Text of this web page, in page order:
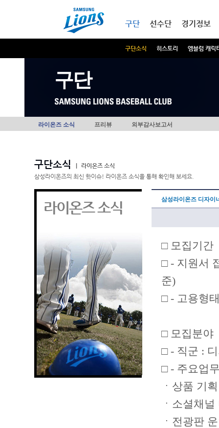
구단
구단소식 히스토리 엠블럼 캐릭
선수단 경기정보
구단
라이온즈 소식 프리뷰 외부감사보고서
구단소식
라이온즈 소식
삼성라이온즈의 최신 핫이슈! 라이온즈 소식을 통해 확인해 보세요.
라이온즈 소식 삼성라이온즈 디자이
□ 모집기간
□ - 지원서
준)
□ - 고용형
□ 모집분야
□ - 직군 :
□ - 주요업
ㆍ상품 기
ㆍ소셜채
ㆍ전광판